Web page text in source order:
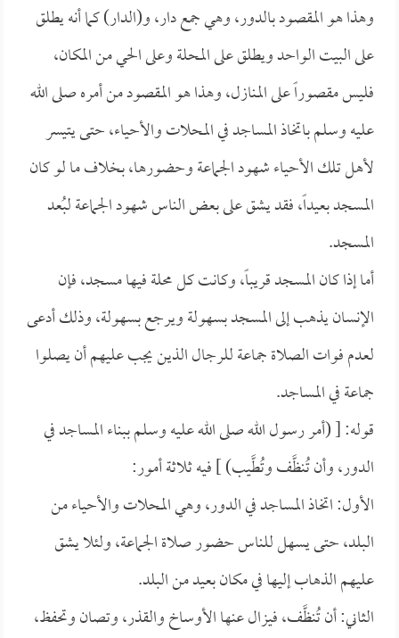
وهذا هو المقصود بالدور، وهي جمع دار، و(الدار) كما أنه يطلق
على البيت الواحد ويطلق على المحلة وعلى الحي من المكان،
فليس مقصوراً على المنازل، وهذا هو المقصود من أمره صلى الله
عليه وسلم باتخاذ المساجد في المحلات والأحياء، حتى يتيسر
لأهل تلك الأحياء شهود الجماعة وحضورها، بخلاف ما لو كان
المسجد بعيداً، فقد يشق على بعض الناس شهود الجماعة لبُعد
المسجد.
أما إذا كان المسجد قريباً، وكانت كل محلة فيها مسجد، فإن
الإنسان يذهب إلى المسجد بسهولة ويرجع بسهولة، وذلك أدعى
لعدم فوات الصلاة جماعة للرجال الذين يجب عليهم أن يصلوا
جماعة في المساجد.
قوله: [ (أمر رسول الله صلى الله عليه وسلم ببناء المساجد في
الدور، وأن تُنظَّف وتُطَّيب) ] فيه ثلاثة أمور:
الأول: اتخاذ المساجد في الدور، وهي المحلات والأحياء من
البلد، حتى يسهل للناس حضور صلاة الجماعة، ولئلا يشق
عليهم الذهاب إليها في مكان بعيد من البلد.
الثاني: أن تُنظَّف، فيزال عنها الأوساخ والقذر، وتصان وتحفظ،